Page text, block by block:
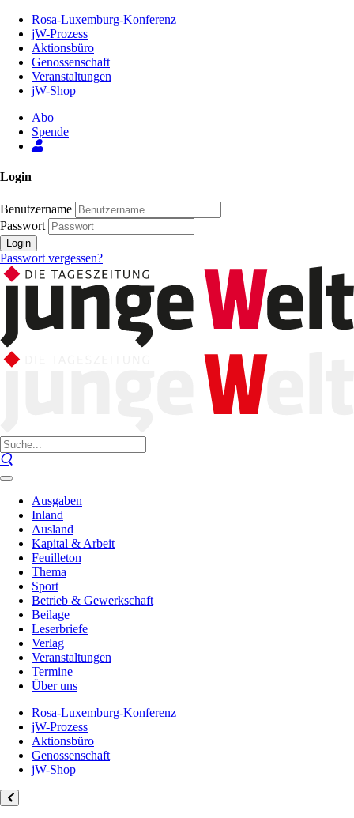
Inhalt
Seite
Rosa-Luxemburg-Konferenz
jW-Prozess
Aktionsbüro
Genossenschaft
Veranstaltungen
jW-Shop
Abo
Spende
Login
Benutzername
Passwort
Login
Passwort vergessen?
Ausgaben
Inland
Ausland
Kapital & Arbeit
Feuilleton
Thema
Sport
Betrieb & Gewerkschaft
Beilage
Leserbriefe
Verlag
Veranstaltungen
Termine
Über uns
Rosa-Luxemburg-Konferenz
jW-Prozess
Aktionsbüro
Genossenschaft
jW-Shop